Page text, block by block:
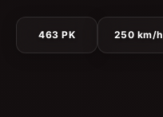
463 PK 250 km/h